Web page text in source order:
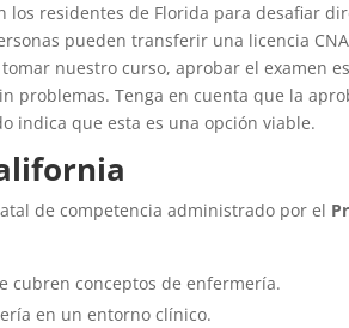
residentes de Florida para desafiar
pueden transferir una licencia
nuestro curso, aprobar el examen
problemas. Tenga en cuenta que la
indica que esta es una opción viable.
de competencia administrado por el
cubren conceptos de enfermería.
en un entorno clínico.